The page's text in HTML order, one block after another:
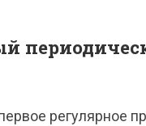
регулярное